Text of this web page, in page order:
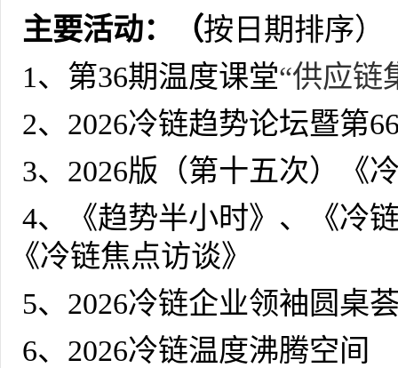
主要活动：（按日期排序）
1、第36期温度课堂“供应链
2、2026冷链趋势论坛暨第
3、2026版（第十五次）《
4、《趋势半小时》、《冷
《冷链焦点访谈》
5、2026冷链企业领袖圆桌
6、2026冷链温度沸腾空间